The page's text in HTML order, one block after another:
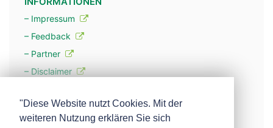
– Impressum
– Feedback
– Partner
– Disclaimer
– Werbung
"Diese Website nutzt Cookies. Mit der
weiteren Nutzung erklären Sie sich